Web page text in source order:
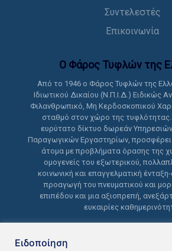
Συντελεστές
Επικοινωνία
Ο Φάρος Τυφλών της
Από το 1946 ο Φάρος Τυφλών της
Ιδιωτικού Δικαίου (Ν.Π.Ι.Δ.) Ειδικώς
Φιλανθρωπικό, Μη Κερδοσκοπικού
σταθμό στον χώρο της
ευρύτατο δίκτυο δωρεάν
Παραγωγικών Εργαστηρίων, προσφέρει
άτομα με προβλήματα όρασης της
ομογενείς του εξωτερικού,
κοινωνική και επαγγελματική
προαγωγή του πνευματικού και
επιπέδου και μια αξιοπρεπή,
ευκαιρίες
Ειδοποίηση